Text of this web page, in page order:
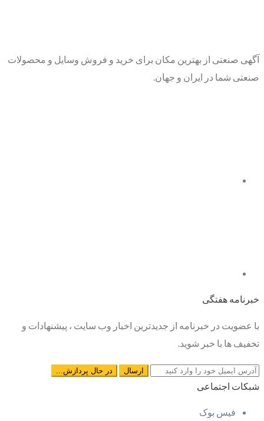
آگهی صنعتی از بهترین مکان برای خرید و فروش وسایل و محصولات
صنعتی شما در ایران و جهان.
خبرنامه هفتگی
با عضویت در خبرنامه از جدیدترین اخبار وب سایت ، پیشنهادات و
تخفیف ها با خبر شوید.
شبکات اجتماعی
فیس بوک